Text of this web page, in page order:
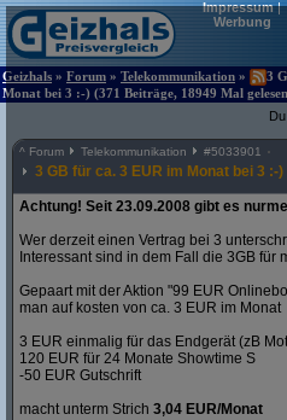
Impressum|
Werbung
Geizhals » Forum » Telekommunikation »
3
Monat bei 3 :-) (371 Beiträge, 18949 Mal
^ Forum Telekommunikation #5033901
3 GB für ca. 3 EUR im Monat bei 3 :-)
Achtung! Seit 23.09.2008 gibt es
Wer derzeit einen Vertrag bei 3
Interessant sind in dem Fall die 3GB für
Gepaart mit der Aktion "99 EUR
man auf kosten von ca. 3 EUR im Monat
3 EUR einmalig für das Endgerät (zB
120 EUR für 24 Monate Showtime S
-50 EUR Gutschrift
macht unterm Strich 3,04 EUR/Monat